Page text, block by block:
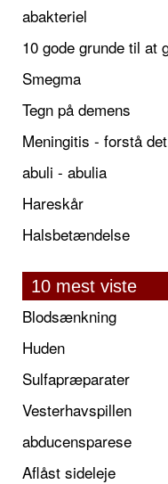
abakteriel
10 gode grunde til at
Smegma
Tegn på demens
Meningitis - forstå
abuli - abulia
Hareskår
Halsbetændelse
10 mest viste
Blodsænkning
Huden
Sulfapræparater
Vesterhavspillen
abducensparese
Aflåst sideleje